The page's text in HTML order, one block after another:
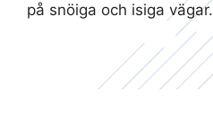
på snöiga och isiga vägar.